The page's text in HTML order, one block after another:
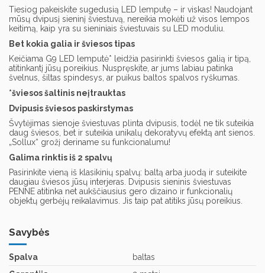
Tiesiog pakeiskite sugedusią LED lemputę – ir viskas! Naudojant
mūsų dvipusį sieninį šviestuvą, nereikia mokėti už visos lempos
keitimą, kaip yra su sieniniais šviestuvais su LED moduliu.
Bet kokia galia ir šviesos tipas
Keičiama G9 LED lemputė* leidžia pasirinkti šviesos galią ir tipą,
atitinkantį jūsų poreikius. Nuspręskite, ar jums labiau patinka
švelnus, šiltas spindesys, ar puikus baltos spalvos ryškumas.
*šviesos šaltinis neįtrauktas
Dvipusis šviesos paskirstymas
Švytėjimas sienoje šviestuvas plinta dvipusis, todėl ne tik suteikia
daug šviesos, bet ir suteikia unikalų dekoratyvų efektą ant sienos.
„Sollux“ grožį deriname su funkcionalumu!
Galima rinktis iš 2 spalvų
Pasirinkite vieną iš klasikinių spalvų: baltą arba juodą ir suteikite
daugiau šviesos jūsų interjeras. Dvipusis sieninis šviestuvas
PENNE atitinka net aukščiausius gero dizaino ir funkcionalių
objektų gerbėjų reikalavimus. Jis taip pat atitiks jūsų poreikius.
Savybės
Spalva
baltas